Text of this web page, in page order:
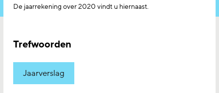
De jaarrekening over 2020 vindt u hiernaast.
Trefwoorden
Jaarverslag